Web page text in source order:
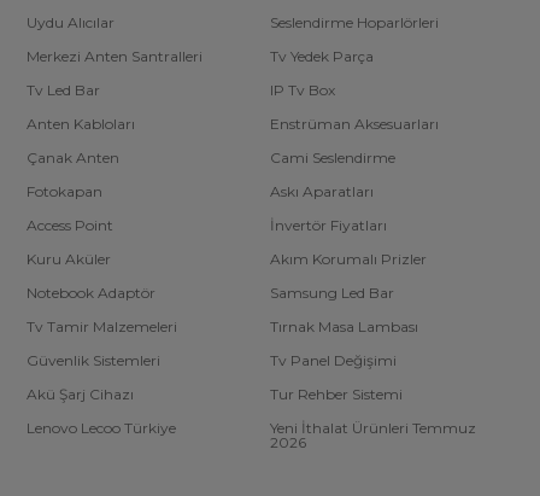
Uydu Alıcılar
Seslendirme Hoparlörleri
Merkezi Anten Santralleri
Tv Yedek Parça
Tv Led Bar
IP Tv Box
Anten Kabloları
Enstrüman Aksesuarları
Çanak Anten
Cami Seslendirme
Fotokapan
Askı Aparatları
Access Point
İnvertör Fiyatları
Kuru Aküler
Akım Korumalı Prizler
Notebook Adaptör
Samsung Led Bar
Tv Tamir Malzemeleri
Tırnak Masa Lambası
Güvenlik Sistemleri
Tv Panel Değişimi
Akü Şarj Cihazı
Tur Rehber Sistemi
Lenovo Lecoo Türkiye
Yeni İthalat Ürünleri Temmuz
2026